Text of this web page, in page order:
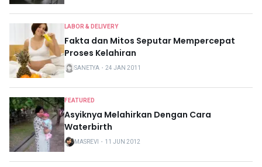
LABOR & DELIVERY
Fakta dan Mitos Seputar Mempercepat
Proses Kelahiran
SANETYA ・ 24 JAN 2011
FEATURED
Asyiknya Melahirkan Dengan Cara
Waterbirth
MASREVI ・ 11 JUN 2012